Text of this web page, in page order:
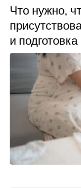
Что нужно,
и подготовка